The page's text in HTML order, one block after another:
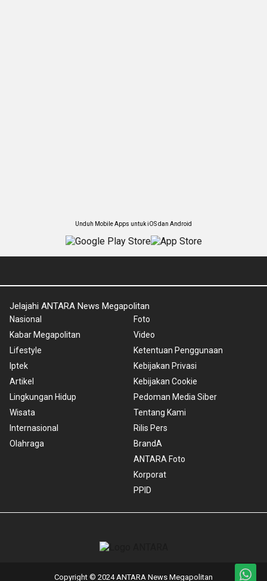
Unduh Mobile Apps untuk iOS dan Android
Jelajahi ANTARA News Megapolitan
Nasional
Kabar Megapolitan
Lifestyle
Iptek
Artikel
Lingkungan Hidup
Wisata
Internasional
Olahraga
Foto
Video
Ketentuan Penggunaan
Kebijakan Privasi
Kebijakan Cookie
Pedoman Media Siber
Tentang Kami
Rilis Pers
BrandA
ANTARA Foto
Korporat
PPID
Copyright © 2024 ANTARA News Megapolitan